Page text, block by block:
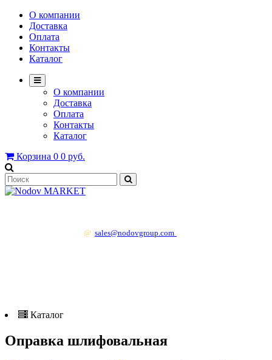
О компании
Доставка
Оплата
Контакты
Каталог
О компании
Доставка
Оплата
Контакты
Каталог
Корзина 0 0 руб.
@ sales@nodovgroup.com
Каталог
Оправка шлифовальная